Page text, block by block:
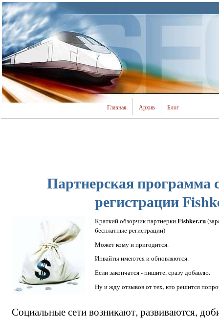
Главная Архив Блог
Партнерская программа
регистрации
Краткий обзорчик партнеркиFishker.ru
бесплатные регистрации)
Может кому и пригодится.
Инвайты имеются и обновляются.
Если закончатся - пишите, сразу добавлю.
Ну и жду отзывов от тех, кто решится
Социальные сети возникают, развиваются,